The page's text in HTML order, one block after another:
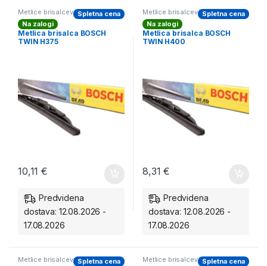
Metlice brisalcev BOSCH zadnji
Na zalogi
Metlica brisalca BOSCH
TWIN H375
Spletna cena
10,11€
Predvidena
dostava: 12.08.2026 -
17.08.2026
Metlice brisalcev BOSCH zadnji
Na zalogi
Metlica brisalca BOSCH
TWIN H400
Spletna cena
8,31€
Predvidena
dostava: 12.08.2026 -
17.08.2026
Metlice brisalcev BOSCH zadnji
Spletna cena
Metlice brisalcev BOSCH zadnji
Spletna cena